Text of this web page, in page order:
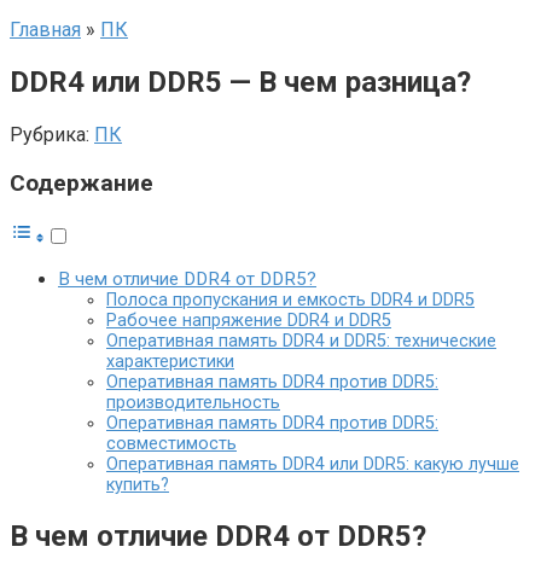
Главная » ПК
DDR4 или DDR5 — В чем разница?
Рубрика: ПК
Содержание
В чем отличие DDR4 от DDR5?
Полоса пропускания и емкость DDR4 и DDR5
Рабочее напряжение DDR4 и DDR5
Оперативная память DDR4 и DDR5: технические
характеристики
Оперативная память DDR4 против DDR5:
производительность
Оперативная память DDR4 против DDR5:
совместимость
Оперативная память DDR4 или DDR5: какую лучше
купить?
В чем отличие DDR4 от DDR5?